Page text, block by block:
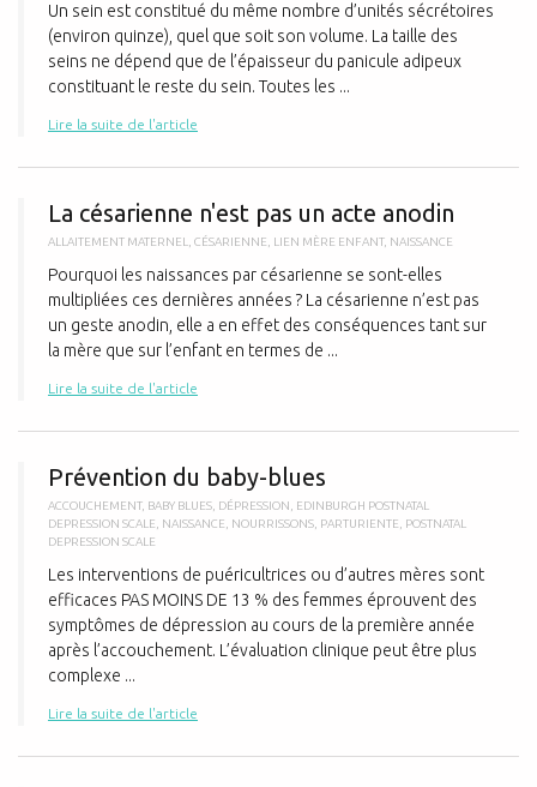
Un sein est constitué du même nombre d’unités sécrétoires
(environ quinze), quel que soit son volume. La taille des
seins ne dépend que de l’épaisseur du panicule adipeux
constituant le reste du sein. Toutes les ...
Lire la suite de l'article
La césarienne n'est pas un acte anodin
ALLAITEMENT MATERNEL CÉSARIENNE LIEN MÈRE ENFANT, NAISSANCE
Pourquoi les naissances par césarienne se sont-elles
multipliées ces dernières années ? La césarienne n’est pas
un geste anodin, elle a en effet des conséquences tant sur
la mère que sur l’enfant en termes de ...
Lire la suite de l'article
Prévention du baby-blues
ACCOUCHEMENT, BABY BLUES DÉPRESSION
EDINBURGH POSTNATAL
DEPRESSION SCALE
NAISSANCE NOURRISSONS PARTURIENTE
POSTNATAL
DEPRESSION SCALE
Les interventions de puéricultrices ou d’autres mères sont
efficaces PAS MOINS DE 13 % des femmes éprouvent des
symptômes de dépression au cours de la première année
après l’accouchement. L’évaluation clinique peut être plus
complexe ...
Lire la suite de l'article